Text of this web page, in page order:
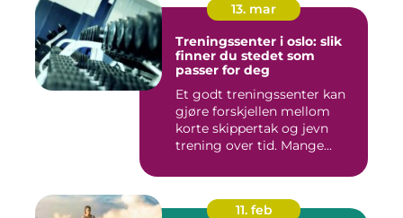
13. mar
Treningssenter i oslo: slik
finner du stedet som
passer for deg
Et godt treningssenter kan
gjøre forskjellen mellom
korte skippertak og jevn
trening over tid. Mange...
11. feb